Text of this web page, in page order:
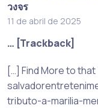
วงจร
11 de abril de 2025
… [Trackback]
[…] Find More to
tributo-a-marilia-